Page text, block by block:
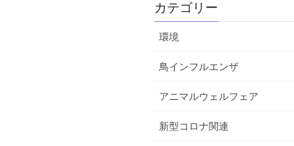
カテゴリー
環境
鳥インフルエンザ
アニマルウェルフェア
新型コロナ関連